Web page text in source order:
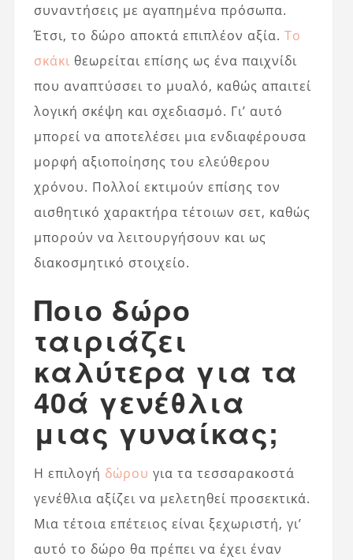
συναντήσεις με αγαπημένα πρόσωπα.
Έτσι, το δώρο αποκτά επιπλέον αξία. Το
σκάκι θεωρείται επίσης ως ένα παιχνίδι
που αναπτύσσει το μυαλό, καθώς απαιτεί
λογική σκέψη και σχεδιασμό. Γι’ αυτό
μπορεί να αποτελέσει μια ενδιαφέρουσα
μορφή αξιοποίησης του ελεύθερου
χρόνου. Πολλοί εκτιμούν επίσης τον
αισθητικό χαρακτήρα τέτοιων σετ, καθώς
μπορούν να λειτουργήσουν και ως
διακοσμητικό στοιχείο.
Ποιο δώρο
ταιριάζει
καλύτερα για τα
40ά γενέθλια
μιας γυναίκας;
Η επιλογή δώρου για τα τεσσαρακοστά
γενέθλια αξίζει να μελετηθεί προσεκτικά.
Μια τέτοια επέτειος είναι ξεχωριστή, γι’
αυτό το δώρο θα πρέπει να έχει έναν